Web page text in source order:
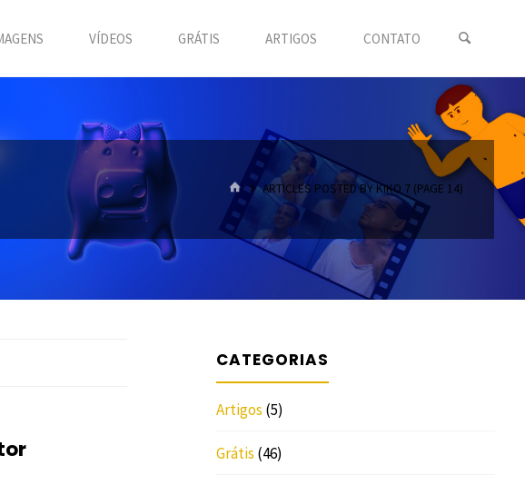
VÍDEOS GRÁTIS ARTIGOS CONTATO
HOMEARTICLES POSTED BY KIKO 7 (PAGE 14)
CATEGORIAS
Artigos (5)
Grátis (46)